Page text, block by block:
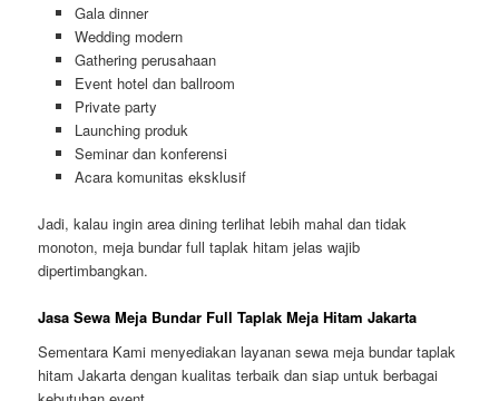
Gala dinner
Wedding modern
Gathering perusahaan
Event hotel dan ballroom
Private party
Launching produk
Seminar dan konferensi
Acara komunitas eksklusif
Jadi, kalau ingin area dining terlihat lebih mahal dan tidak
monoton, meja bundar full taplak hitam jelas wajib
dipertimbangkan.
Jasa Sewa Meja Bundar Full Taplak Meja Hitam Jakarta
Sementara Kami menyediakan layanan sewa meja bundar taplak
hitam Jakarta dengan kualitas terbaik dan siap untuk berbagai